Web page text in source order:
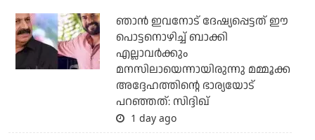
ഞാന്‍ ഇവനോട് ദേഷ്യപ്പെട്ടത് ഈ
പൊട്ടനൊഴിച്ച് ബാക്കി
എല്ലാവര്‍ക്കും
മനസിലായെന്നായിരുന്നു മമ്മൂക്ക
അദ്ദേഹത്തിന്റെ ഭാര്യയോട്
പറഞ്ഞത്: സിദ്ദിഖ്
1 day ago